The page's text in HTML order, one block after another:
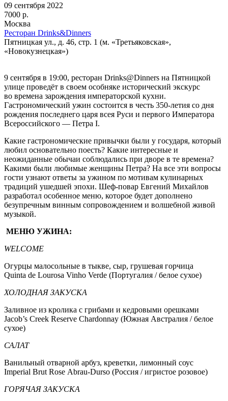
09 сентября 2022
7000 р.
Москва
Ресторан Drinks&Dinners
Пятницкая ул., д. 46, стр. 1 (м. «Третьяковская»,
«Новокузнецкая»)
9 сентября в 19:00, ресторан Drinks@Dinners на Пятницкой
улице проведёт в своем особняке исторический экскурс
во времена зарождения императорской кухни.
Гастрономический ужин состоится в честь 350-летия со дня
рождения последнего царя всея Руси и первого Императора
Всероссийского — Петра I.
Какие гастрономические привычки были у государя, который
любил основательно поесть? Какие интересные и
неожиданные обычаи соблюдались при дворе в те времена?
Какими были любимые женщины Петра? На все эти вопросы
гости узнают ответы за ужином по мотивам кулинарных
традиций ушедшей эпохи. Шеф-повар Евгений Михайлов
разработал особенное меню, которое будет дополнено
безупречным винным сопровождением и волшебной живой
музыкой.
МЕНЮ УЖИНА:
WELCOME
Огурцы малосольные в тыкве, сыр, грушевая горчица
Quinta de Lourosa Vinho Verde (Португалия / белое сухое)
ХОЛОДНАЯ ЗАКУСКА
Заливное из кролика с грибами и кедровыми орешками
Jacob’s Creek Reserve Chardonnay (Южная Австралия / белое
сухое)
САЛАТ
Ванильный отварной арбуз, креветки, лимонный соус
Imperial Brut Rosе Abrau-Durso (Россия / игристое розовое)
ГОРЯЧАЯ ЗАКУСКА